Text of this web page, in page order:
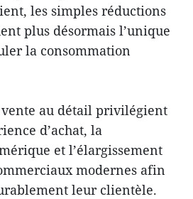
les simples réductions
plus désormais l’unique
la consommation
au détail privilégient
d’achat, la
et l’élargissement
modernes afin
leur clientèle.